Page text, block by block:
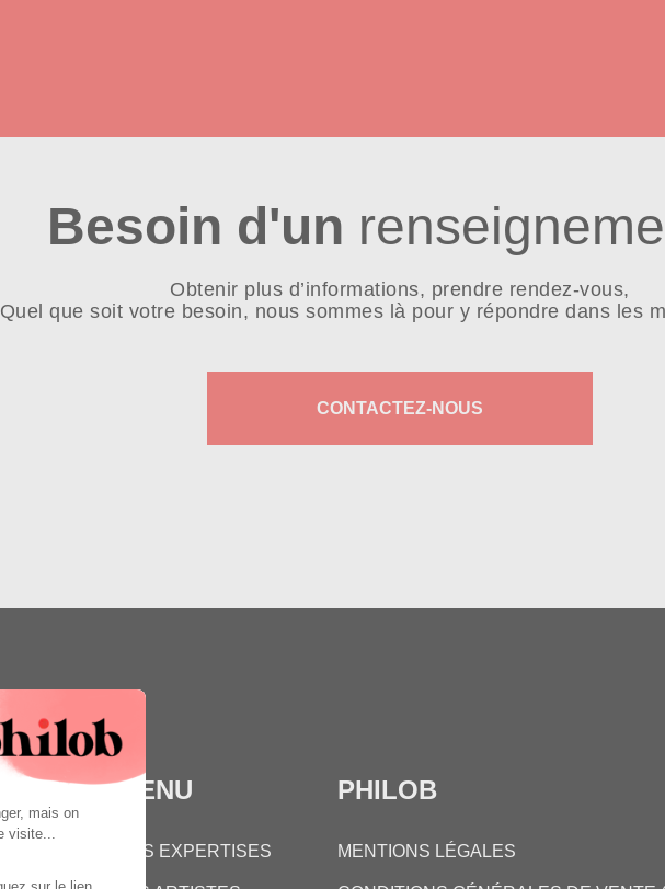
Besoin d'un
Obtenir plus d’informations, prendre rendez-vous,
Quel que soit votre besoin, nous sommes là pour y répondre dans les
CONTACTEZ-NOUS
MENU
NOS EXPERTISES
PHILOB
MENTIONS LÉGALES